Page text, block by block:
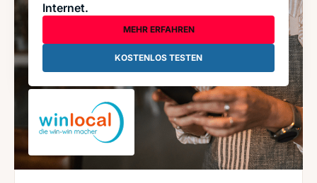
Internet.
MEHR ERFAHREN
KOSTENLOS TESTEN